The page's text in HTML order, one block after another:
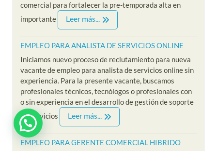
comercial para fortalecer la pre-temporada alta en
importante
Leer más...
EMPLEO PARA ANALISTA DE SERVICIOS ONLINE
Iniciamos nuevo proceso de reclutamiento para nueva
vacante de empleo para analista de servicios online sin
experiencia. Para la presente vacante, buscamos
profesionales técnicos, tecnólogos o profesionales con
o sin experiencia en el desarrollo de gestión de soporte
de servicios
Leer más...
EMPLEO PARA GERENTE COMERCIAL HIBRIDO